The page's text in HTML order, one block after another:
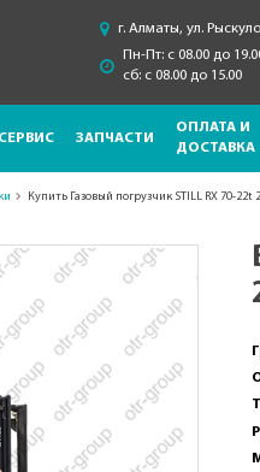
г. Алматы, ул.
Пн-Пт: с 08.00 до
сб: с 08.00 до 15.00
СЕРВИС ЗАПЧАСТИ
ОПЛАТА И
ДОСТАВКА
Купить Газовый погрузчик STILL RX 70-22t